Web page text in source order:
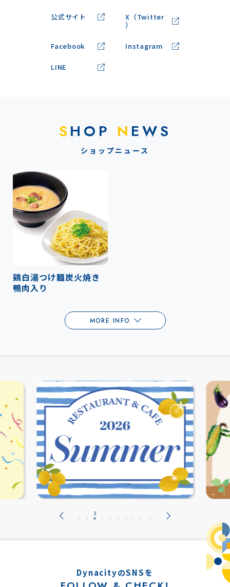
公式サイト
X（Twitter
）
Facebook Instagram
LINE
SHOP N EWS
ショップニュース
鶏白湯つけ麺炭火焼き
鴨肉入り
MORE INFO
DynacityのSNSを